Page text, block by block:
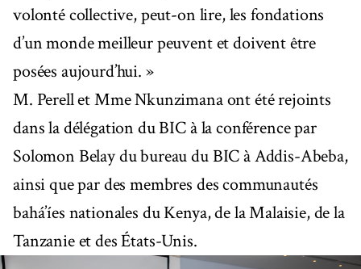
volonté collective, peut-on lire, les fondations
d’un monde meilleur peuvent et doivent être
posées aujourd’hui. »
M. Perell et Mme Nkunzimana ont été rejoints
dans la délégation du BIC à la conférence par
Solomon Belay du bureau du BIC à Addis-Abeba,
ainsi que par des membres des communautés
bahá’íes nationales du Kenya, de la Malaisie, de la
Tanzanie et des États-Unis.